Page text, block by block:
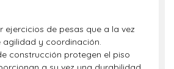
ejercicios de pesas que a la vez
agilidad y coordinación.
construcción protegen el piso